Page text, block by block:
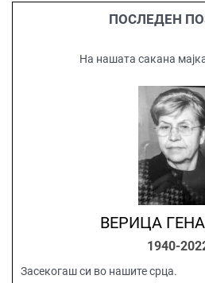
ПОСЛЕДЕН
На нашата сакана
ВЕРИЦА
1940-
Засекогаш си во нашите срца.